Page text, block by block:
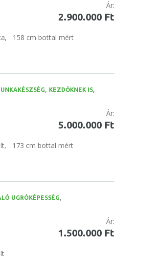
Ár:
2.900.000 Ft
158 cm bottal mért
, KEZDŐKNEK IS,
Ár:
5.000.000 Ft
173 cm bottal mért
UGRÓKÉPESSÉG,
Ár:
1.500.000 Ft